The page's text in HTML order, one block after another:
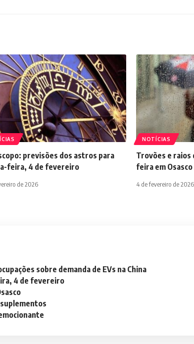
previsões dos astros para
feira, 4 de fevereiro
de 2026
NOTÍCIAS
Trovões e raios
feira em Osasco
4 de fevereiro de 2026
sobre demanda de EVs na China
4 de fevereiro